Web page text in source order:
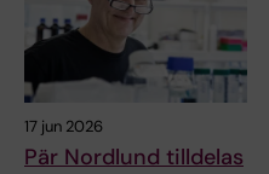
17 jun 2026
Pär Nordlund tilldelas